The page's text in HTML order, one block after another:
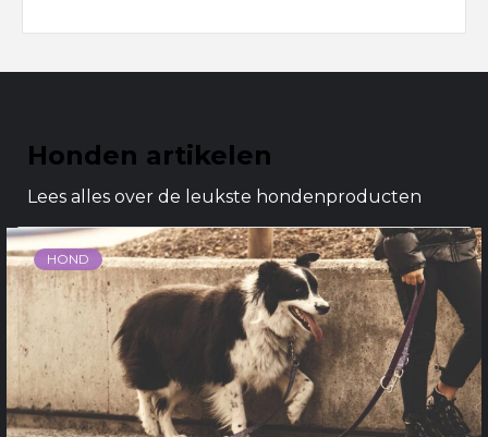
Honden artikelen
Lees alles over de leukste hondenproducten
HOND